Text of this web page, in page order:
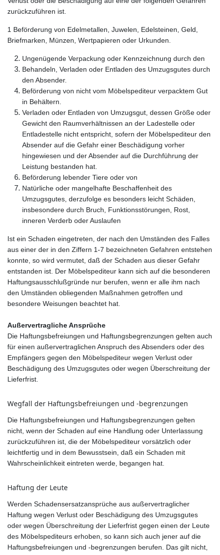
zurückzuführen ist.
1 Beförderung von Edelmetallen, Juwelen, Edelsteinen, Geld,
Briefmarken, Münzen, Wertpapieren oder Urkunden.
Ungenügende Verpackung oder Kennzeichnung durch den
Behandeln, Verladen oder Entladen des Umzugsgutes durch
den Absender.
Beförderung von nicht vom Möbelspediteur verpacktem Gut
in Behältern.
Verladen oder Entladen von Umzugsgut, dessen Größe oder
Gewicht den Raumverhältnissen an der Ladestelle oder
Entladestelle nicht entspricht, sofern der Möbelspediteur den
Absender auf die Gefahr einer Beschädigung vorher
hingewiesen und der Absender auf die Durchführung der
Leistung bestanden hat.
Beförderung lebender Tiere oder von
Natürliche oder mangelhafte Beschaffenheit des
Umzugsgutes, derzufolge es besonders leicht Schäden,
insbesondere durch Bruch, Funktionsstörungen, Rost,
inneren Verderb oder Auslaufen
Ist ein Schaden eingetreten, der nach den Umständen des Falles
aus einer der in den Ziffern 1-7 bezeichneten Gefahren entstehen
konnte, so wird vermutet, daß der Schaden aus dieser Gefahr
entstanden ist. Der Möbelspediteur kann sich auf die besonderen
Haftungsausschlußgründe nur berufen, wenn er alle ihm nach
den Umständen obliegenden Maßnahmen getroffen und
besondere Weisungen beachtet hat.
Außervertragliche Ansprüche
Die Haftungsbefreiungen und Haftungsbegrenzungen gelten auch
für einen außervertraglichen Anspruch des Absenders oder des
Empfängers gegen den Möbelspediteur wegen Verlust oder
Beschädigung des Umzugsgutes oder wegen Überschreitung der
Lieferfrist.
Wegfall der Haftungsbefreiungen und -begrenzungen
Die Haftungsbefreiungen und Haftungsbegrenzungen gelten
nicht, wenn der Schaden auf eine Handlung oder Unterlassung
zurückzuführen ist, die der Möbelspediteur vorsätzlich oder
leichtfertig und in dem Bewusstsein, daß ein Schaden mit
Wahrscheinlichkeit eintreten werde, begangen hat.
Haftung der Leute
Werden Schadensersatzansprüche aus außervertraglicher
Haftung wegen Verlust oder Beschädigung des Umzugsgutes
oder wegen Überschreitung der Lieferfrist gegen einen der Leute
des Möbelspediteurs erhoben, so kann sich auch jener auf die
Haftungsbefreiungen und -begrenzungen berufen. Das gilt nicht,